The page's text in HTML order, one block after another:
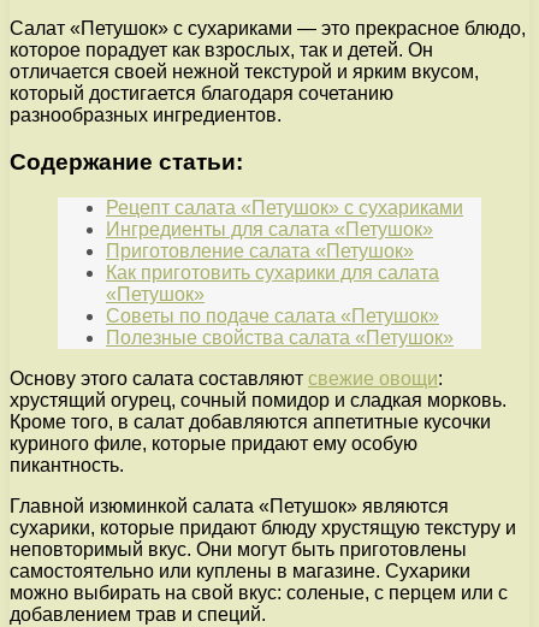
Салат «Петушок» с сухариками — это прекрасное блюдо,
которое порадует как взрослых, так и детей. Он
отличается своей нежной текстурой и ярким вкусом,
который достигается благодаря сочетанию
разнообразных ингредиентов.
Содержание статьи:
Рецепт салата «Петушок» с сухариками
Ингредиенты для салата «Петушок»
Приготовление салата «Петушок»
Как приготовить сухарики для салата
«Петушок»
Советы по подаче салата «Петушок»
Полезные свойства салата «Петушок»
Основу этого салата составляют свежие овощи:
хрустящий огурец, сочный помидор и сладкая морковь.
Кроме того, в салат добавляются аппетитные кусочки
куриного филе, которые придают ему особую
пикантность.
Главной изюминкой салата «Петушок» являются
сухарики, которые придают блюду хрустящую текстуру и
неповторимый вкус. Они могут быть приготовлены
самостоятельно или куплены в магазине. Сухарики
можно выбирать на свой вкус: соленые, с перцем или с
добавлением трав и специй.